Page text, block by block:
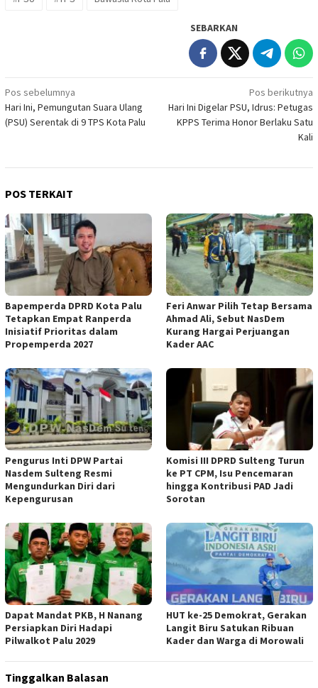
SEBARKAN
Navigasi
pos
Pos sebelumnya
Hari Ini, Pemungutan Suara Ulang
(PSU) Serentak di 9 TPS Kota Palu
Pos berikutnya
Hari Ini Digelar PSU, Idrus: Petugas
KPPS Terima Honor Berlaku Satu
Kali
POS TERKAIT
Bapemperda DPRD Kota Palu
Tetapkan Empat Ranperda
Inisiatif Prioritas dalam
Propemperda 2027
Feri Anwar Pilih Tetap Bersama
Ahmad Ali, Sebut NasDem
Kurang Hargai Perjuangan
Kader AAC
Pengurus Inti DPW Partai
Nasdem Sulteng Resmi
Mengundurkan Diri dari
Kepengurusan
Komisi III DPRD Sulteng Turun
ke PT CPM, Isu Pencemaran
hingga Kontribusi PAD Jadi
Sorotan
Dapat Mandat PKB, H Nanang
Persiapkan Diri Hadapi
Pilwalkot Palu 2029
HUT ke-25 Demokrat, Gerakan
Langit Biru Satukan Ribuan
Kader dan Warga di Morowali
Tinggalkan Balasan